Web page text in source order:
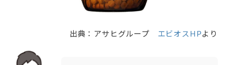
出典：アサヒグループ エビオスHPより